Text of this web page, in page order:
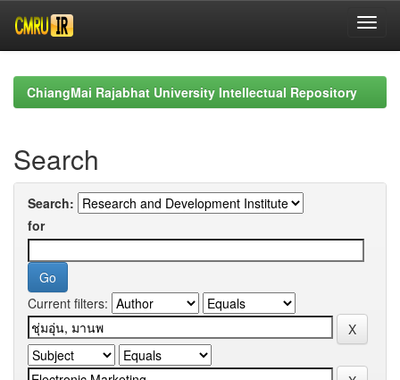
navigationChiangMai Rajabhat University Intellectual Repository
Search
Search:
for
Current filters: